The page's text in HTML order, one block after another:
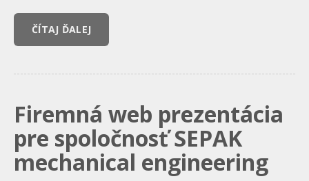
ČÍTAJ ĎALEJ
Firemná web prezentácia
pre spoločnosť SEPAK
mechanical engineering